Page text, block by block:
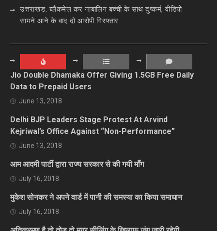
उत्तराखंड: ब्लैकमेल कर नाबालिग बच्ची के साथ दुष्कर्म, वीडियो
सामने आने के बाद दो आरोपी गिरफ्तार
Jio Double Dhamaka Offer Giving 1.5GB Free Daily
Data to Prepaid Users
June 13, 2018
Delhi BJP Leaders Stage Protest At Arvind
Kejriwal’s Office Against “Non-Performance”
June 13, 2018
आम आदमी पार्टी द्वारा राज्य सरकार से की गयी माँग
July 16, 2018
मुकेश सोनकर ने अपने वार्ड में पानी की समस्या का किया समाधान
July 16, 2018